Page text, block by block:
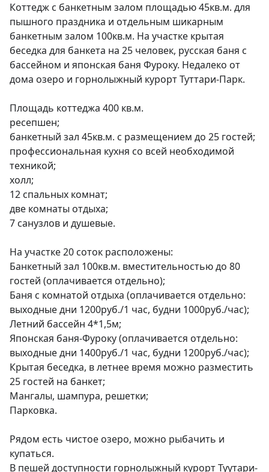
Коттедж с банкетным залом площадью 45кв.м. для
пышного праздника и отдельным шикарным
банкетным залом 100кв.м. На участке крытая
беседка для банкета на 25 человек, русская баня с
бассейном и японская баня Фуроку. Недалеко от
дома озеро и горнолыжный курорт Туттари-Парк.
Площадь коттеджа 400 кв.м.
ресепшен;
банкетный зал 45кв.м. с размещением до 25 гостей;
профессиональная кухня со всей необходимой
техникой;
холл;
12 спальных комнат;
две комнаты отдыха;
7 санузлов и душевые.
На участке 20 соток расположены:
Банкетный зал 100кв.м. вместительностью до 80
гостей (оплачивается отдельно);
Баня с комнатой отдыха (оплачивается отдельно:
выходные дни 1200руб./1 час, будни 1000руб./час);
Летний бассейн 4*1,5м;
Японская баня-Фуроку (оплачивается отдельно:
выходные дни 1400руб./1 час, будни 1200руб./час);
Крытая беседка, в летнее время можно разместить
25 гостей на банкет;
Мангалы, шампура, решетки;
Парковка.
Рядом есть чистое озеро, можно рыбачить и
купаться.
В пешей доступности горнолыжный курорт Туутари-